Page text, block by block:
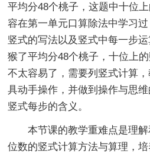
平均分48个桃子，这题中十位
容在第一单元口算除法中学习
竖式的写法以及竖式中每一步
猴了平均分48个桃子，十位上
不太容易了，需要列竖式计算
具动手操作，并做到操作与思
竖式每步的含义。
本节课的教学重难点是理
位数的竖式计算方法与算理，